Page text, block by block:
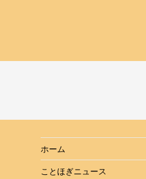
ホーム
ことほぎニュース